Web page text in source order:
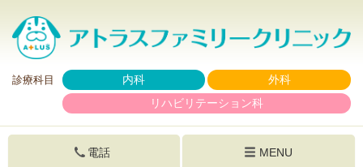
診療科目 内科
外科
リハビリテーション科
電話 MENU